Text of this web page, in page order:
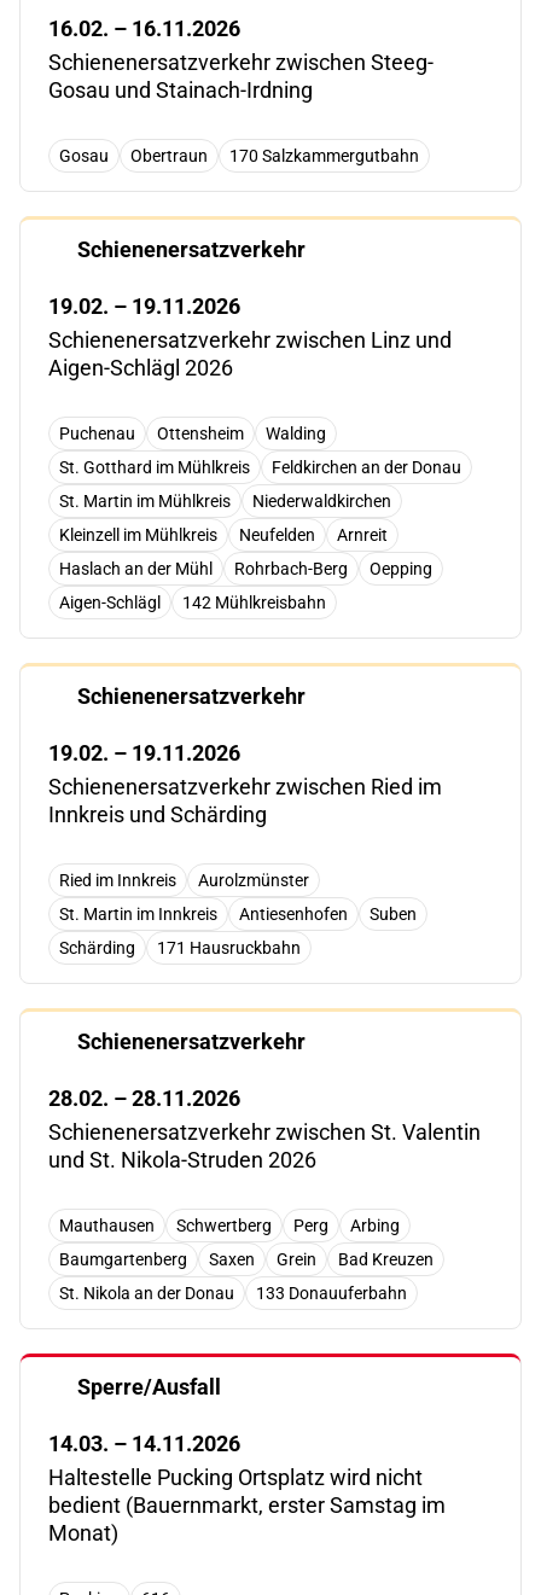
16.02. – 16.11.2026
Schienenersatzverkehr zwischen Steeg-
Gosau und Stainach-Irdning
Gosau Obertraun 170 Salzkammergutbahn
Schienenersatzverkehr
19.02. – 19.11.2026
Schienenersatzverkehr zwischen Linz und
Aigen-Schlägl 2026
Puchenau Ottensheim
Walding
St. Gotthard im Mühlkreis
Feldkirchen an der Donau
St. Martin im Mühlkreis
Niederwaldkirchen
Kleinzell im Mühlkreis
Neufelden
Arnreit
Haslach an der Mühl
Rohrbach-Berg
Oepping
Aigen-Schlägl
142 Mühlkreisbahn
Schienenersatzverkehr
19.02. – 19.11.2026
Schienenersatzverkehr zwischen Ried im
Innkreis und Schärding
Ried im Innkreis
Aurolzmünster
St. Martin im Innkreis
Antiesenhofen
Suben
Schärding
171 Hausruckbahn
Schienenersatzverkehr
28.02. – 28.11.2026
Schienenersatzverkehr zwischen St. Valentin
und St. Nikola-Struden 2026
Mauthausen Schwertberg Perg
Arbing
Baumgartenberg
Saxen Grein
Bad Kreuzen
St. Nikola an der Donau
133 Donauuferbahn
Sperre/Ausfall
14.03. – 14.11.2026
Haltestelle Pucking Ortsplatz wird nicht
bedient (Bauernmarkt, erster Samstag im
Monat)